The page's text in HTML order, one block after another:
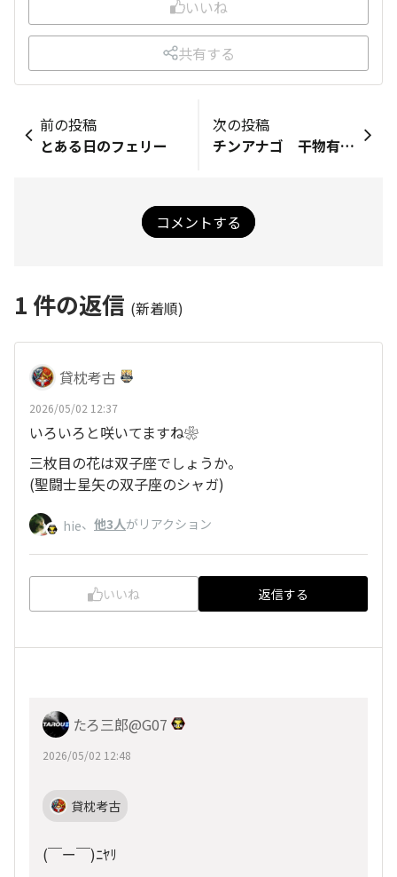
いいね
共有する
前の投稿
とある日のフェリー
次の投稿
チンアナゴ 干物有ります
コメントする
1 件の返信 (新着順)
貸枕考古
2026/05/02 12:37
いろいろと咲いてますね❀
三枚目の花は双子座でしょうか。
(聖闘士星矢の双子座のシャガ)
hie、 他3人がリアクション
いいね 返信する
たろ三郎@G07
2026/05/02 12:48
貸枕考古
(￣ー￣)ﾆﾔﾘ